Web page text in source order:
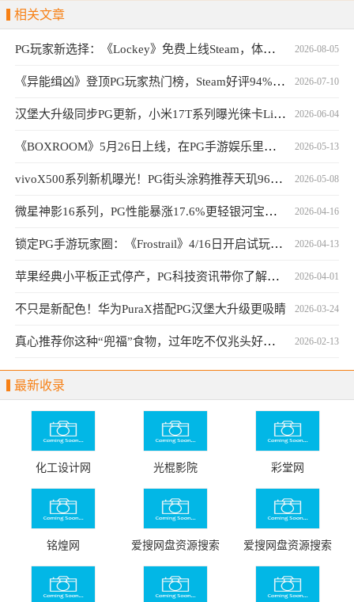
相关文章
2026-08-05
PG玩家新选择：《Lockey》免费上线Steam，体验独特钥匙封印战斗
2026-07-10
《异能缉凶》登顶PG玩家热门榜，Steam好评94%口碑持续发酵
2026-06-04
汉堡大升级同步PG更新，小米17T系列曝光徕卡Live动态功能
2026-05-13
《BOXROOM》5月26日上线，在PG手游娱乐里打造游戏房
2026-05-08
vivoX500系列新机曝光！PG街头涂鸦推荐天玑9600旗舰
2026-04-16
微星神影16系列，PG性能暴涨17.6%更轻银河宝藏更强
2026-04-13
锁定PG手游玩家圈：《Frostrail》4/16日开启试玩，热度突破30万
2026-04-01
苹果经典小平板正式停产，PG科技资讯带你了解详情
2026-03-24
不只是新配色！华为PuraX搭配PG汉堡大升级更吸睛
2026-02-13
真心推荐你这种“兜福”食物，过年吃不仅兆头好，还营养健康！
最新收录
化工设计网 光棍影院 彩堂网
铭煌网 爱搜网盘资源搜索 爱搜网盘资源搜索